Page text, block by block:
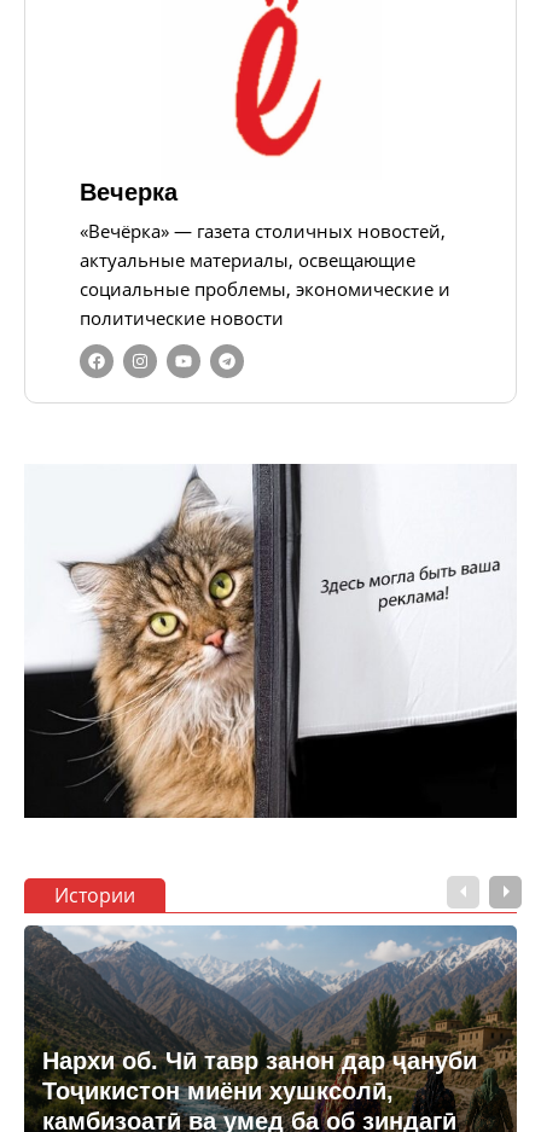
Вечерка
«Вечёрка» — газета столичных новостей,
актуальные материалы, освещающие
социальные проблемы, экономические и
политические новости
Истории
Нархи об. Чӣ тавр занон дар ҷануби
Тоҷикистон миёни хушксолӣ,
камбизоатӣ ва умед ба об зиндагӣ